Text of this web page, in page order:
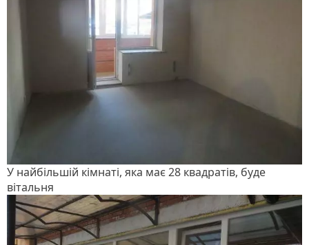
У найбільшій кімнаті, яка має 28 квадратів, буде
вітальня